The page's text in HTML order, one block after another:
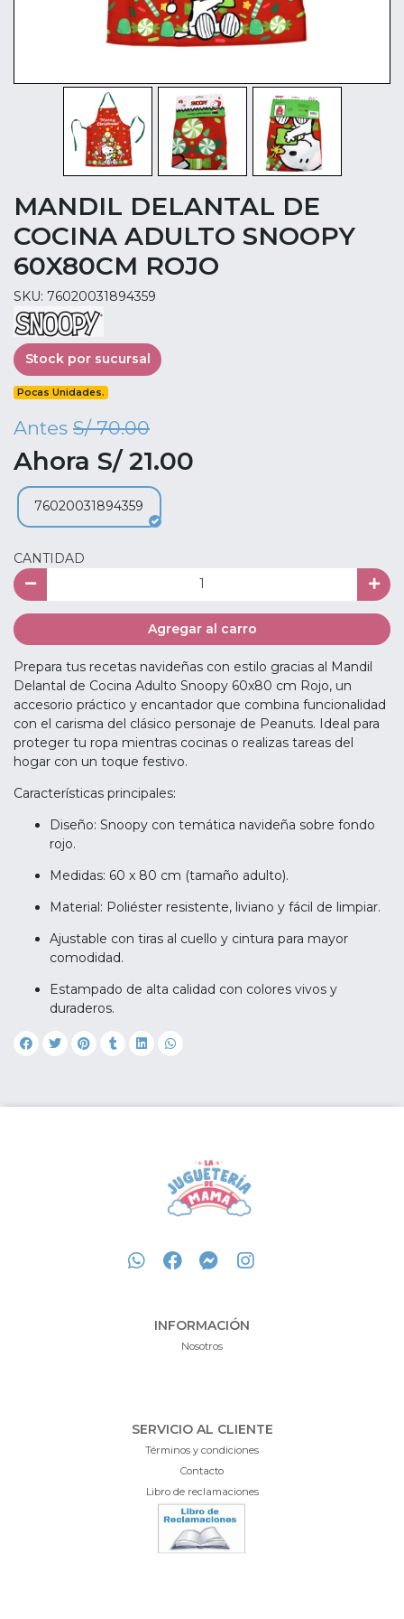
MANDIL DELANTAL DE
COCINA ADULTO SNOOPY
60X80CM ROJO
SKU: 76020031894359
Stock por sucursal
Pocas Unidades.
Antes S/ 70.00
Ahora S/ 21.00
76020031894359
CANTIDAD
Agregar al carro
Prepara tus recetas navideñas con estilo gracias al Mandil
Delantal de Cocina Adulto Snoopy 60x80 cm Rojo, un
accesorio práctico y encantador que combina funcionalidad
con el carisma del clásico personaje de Peanuts. Ideal para
proteger tu ropa mientras cocinas o realizas tareas del
hogar con un toque festivo.
Características principales:
Diseño: Snoopy con temática navideña sobre fondo
rojo.
Medidas: 60 x 80 cm (tamaño adulto).
Material: Poliéster resistente, liviano y fácil de limpiar.
Ajustable con tiras al cuello y cintura para mayor
comodidad.
Estampado de alta calidad con colores vivos y
duraderos.
INFORMACIÓN
Nosotros
SERVICIO AL CLIENTE
Términos y condiciones
Contacto
Libro de reclamaciones